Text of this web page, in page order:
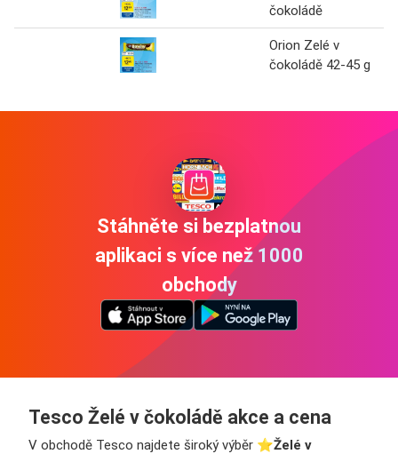
čokoládě
Orion Zelé v
čokoládě 42-45 g
Stáhněte si bezplatnou
aplikaci s více než 1000
obchody
Tesco Želé v čokoládě akce a cena
V obchodě Tesco najdete široký výběr ⭐️Želé v